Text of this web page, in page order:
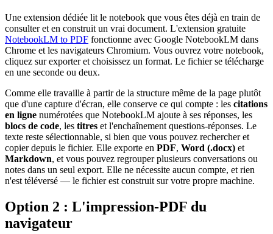
Une extension dédiée lit le notebook que vous êtes déjà en train de
consulter et en construit un vrai document. L'extension gratuite
NotebookLM to PDF fonctionne avec Google NotebookLM dans
Chrome et les navigateurs Chromium. Vous ouvrez votre notebook,
cliquez sur exporter et choisissez un format. Le fichier se télécharge
en une seconde ou deux.
Comme elle travaille à partir de la structure même de la page plutôt
que d'une capture d'écran, elle conserve ce qui compte : les citations
en ligne numérotées que NotebookLM ajoute à ses réponses, les
blocs de code, les titres et l'enchaînement questions-réponses. Le
texte reste sélectionnable, si bien que vous pouvez rechercher et
copier depuis le fichier. Elle exporte en PDF, Word (.docx) et
Markdown, et vous pouvez regrouper plusieurs conversations ou
notes dans un seul export. Elle ne nécessite aucun compte, et rien
n'est téléversé — le fichier est construit sur votre propre machine.
Option 2 : L'impression-PDF du
navigateur